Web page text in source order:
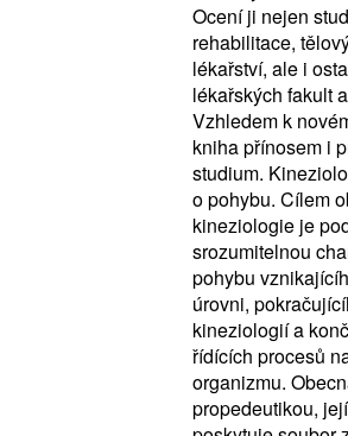
Ocení ji nejen
rehabilitace,
lékařství, ale i
lékařských fakult
Vzhledem k
kniha přínosem i
studium.
o pohybu. Cílem
kineziologie je
srozumitelnou
pohybu
úrovni,
kineziologií a
řídících procesů
organizmu.
propedeutikou,